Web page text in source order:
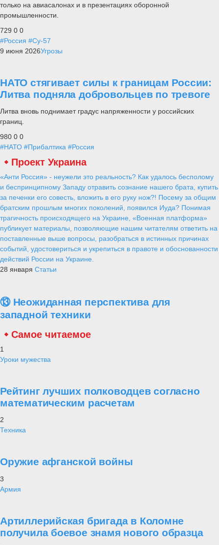
только на авиасалонах и в презентациях оборонной
промышленности.
729 0 0
#Россия #Су-57
9 июня 2026Угрозы
НАТО стягивает силы к границам России:
Литва подняла добровольцев по тревоге
Литва вновь поднимает градус напряженности у российских
границ.
980 0 0
#НАТО #Прибалтика #Россия
Проект Украина
«Анти Россия» - неужели это реальность? Как удалось бесполому
и беспринципному Западу отравить сознание нашего брата, купить
за печенки его совесть, вложить в его руку нож?! Посему за общим
братским прошлым многих поколений, появился Иуда? Понимая
трагичность происходящего на Украине, «Военная платформа»
публикует материалы, позволяющие нашим читателям ответить на
поставленные выше вопросы, разобраться в истинных причинах
событий, удостовериться и укрепиться в правоте и обоснованности
действий России на Украине.
28 января Статьи
⑬ Неожиданная перспектива для
западной техники
Самое читаемое
1
Уроки мужества
Рейтинг лучших полководцев согласно
математическим расчетам
2
Техника
Оружие афганской войны
3
Армия
Артиллерийская бригада в Коломне
получила боевое знамя нового образца